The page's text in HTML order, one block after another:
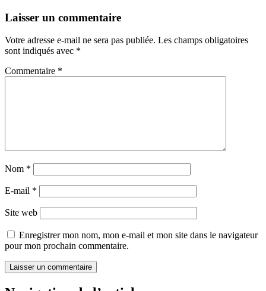
Laisser un commentaire
Votre adresse e-mail ne sera pas publiée. Les champs obligatoires
sont indiqués avec *
Commentaire *
Nom *
E-mail *
Site web
Enregistrer mon nom, mon e-mail et mon site dans le navigateur
pour mon prochain commentaire.